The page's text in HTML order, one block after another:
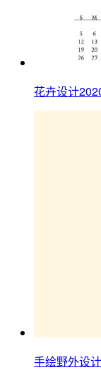
花卉设计
手绘野外设